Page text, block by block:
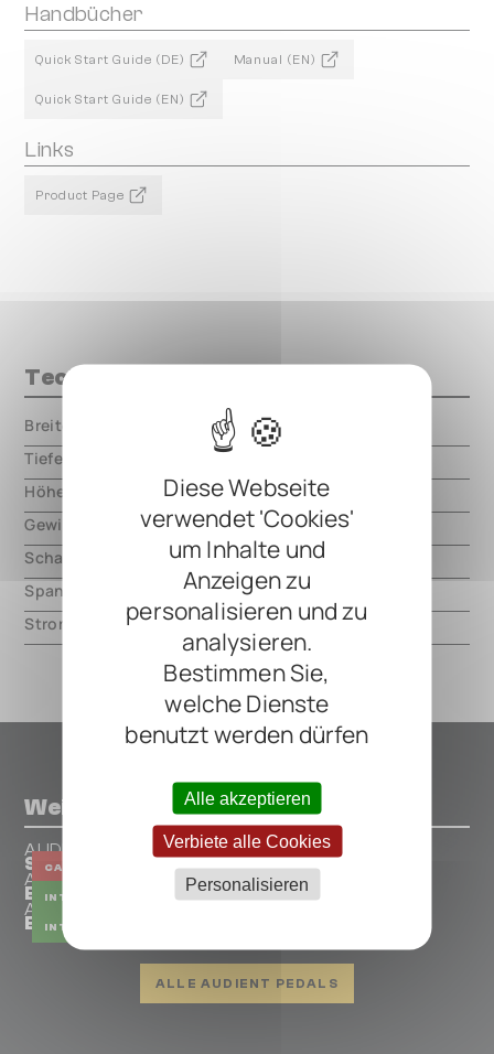
Diese Webseite
verwendet 'Cookies'
um Inhalte und
Anzeigen zu
personalisieren und zu
analysieren.
Bestimmen Sie,
welche Dienste
benutzt werden dürfen
Alle akzeptieren
Verbiete alle Cookies
Personalisieren
Handbücher
Quick Start Guide (DE) Manual (EN)
Quick Start Guide (EN)
Links
Product Page
Technische Daten
Breite
000.00 mm
Tiefe
Höhe
000.00 mm
Gewicht
000.00 mm
Schaltungsart
digital
Spannung
5V DC, center negative
Strom
1500mA
Weitere Pedals von AUDIENT
CAB SIM PREAMP INTERFACE
AUDIENT
Sono
INTERFACE
AUDIENT
EVO 4
INTERFACE
AUDIENT
EVO8
ALLE AUDIENT PEDALS